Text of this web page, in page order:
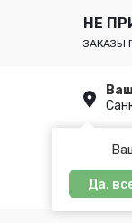
ЗАКАЗЫ
Да,